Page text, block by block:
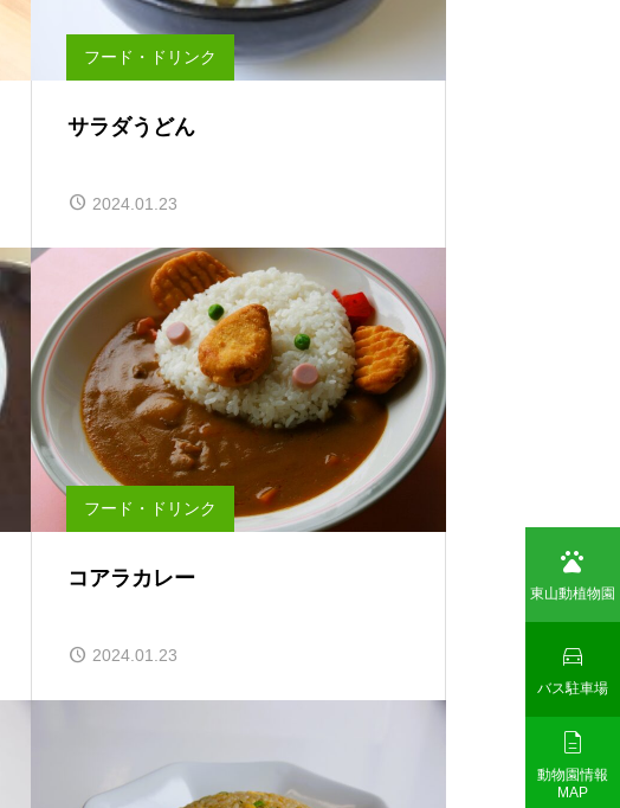
フード・ドリンク
サラダうどん
2024.01.23
フード・ドリンク
コアラカレー
2024.01.23

東山動植物園

バス駐車場

動物園情報
MAP